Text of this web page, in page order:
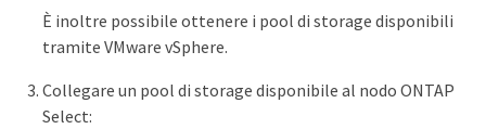
È inoltre possibile ottenere i pool di storage disponibili
tramite VMware vSphere.
Collegare un pool di storage disponibile al nodo ONTAP
Select: